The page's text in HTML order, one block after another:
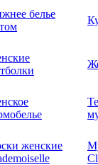
белье
женские